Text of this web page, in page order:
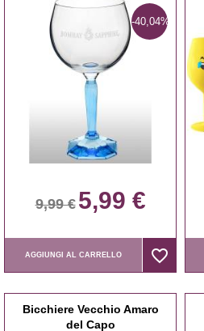
-40,04%
9,99 € 5,99 €
AGGIUNGI AL CARRELLO favorite_border
favorite_border
Bicchiere Vecchio Amaro
del Capo